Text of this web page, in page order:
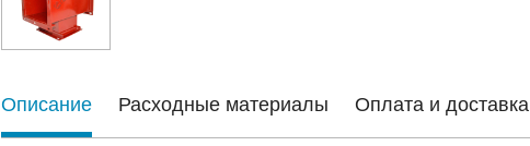
Описание Расходные материалы Оплата и доставка